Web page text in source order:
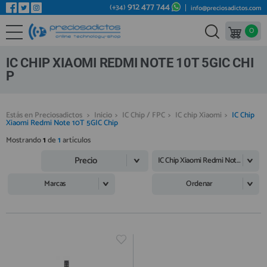
REPUESTOS MÓVILES
REPUESTOS TABLET
REPUESTOS MACBOOK
REPUESTOS OTROS DISPOSITIVOS
REPUESTOS PORTÁTILES
HERRAMIENTAS REPARACIÓN
MÓVILES REACONDICIONADOS
Bienvenid@ otra vez
YA SOY CLIENTE
Regístrate en un momento
(+34) 912 477 744 info@preciosadictos.com
0
IC CHIP XIAOMI REDMI NOTE 10T 5GIC CHI
P
Estás en Preciosadictos > Inicio > IC Chip / FPC > IC chip Xiaomi > IC Chip
Xiaomi Redmi Note 10T 5GIC Chip
Mostrando1de1artículos
Precio
IC Chip Xiaomi Redmi Note 10T 5GIC Chip
Marcas
Ordenar